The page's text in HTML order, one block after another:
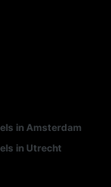
in Amsterdam
in Utrecht